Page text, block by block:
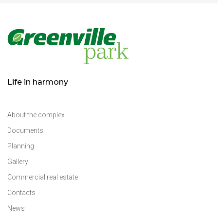
Life in harmony
About the complex
Documents
Planning
Gallery
Commercial real estate
Contacts
News